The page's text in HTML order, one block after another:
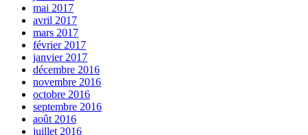
mai 2017
avril 2017
mars 2017
février 2017
janvier 2017
décembre 2016
novembre 2016
octobre 2016
septembre 2016
août 2016
juillet 2016